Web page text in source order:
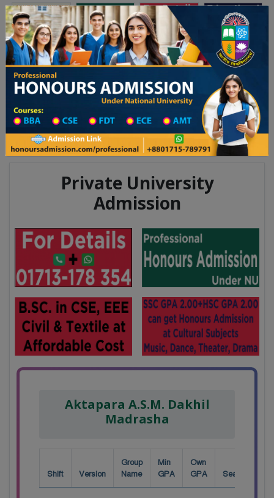
Toggle navigation অনার্স ভর্তি প্রফেশনাল অনার্স
Updates
২০২৫-২৬ শিক্ষাবর্ষের ১ম বর্ষের ভর্তি আবেদন বিজ্ঞপ্তি ঢাকা বিশ্ববিদ্যালয় ২০২৫-২৬
Madrasah in Gazipur District
Madrasah List
Madrasah Information
Private University
Admission
Aktapara A.S.M. Dakhil
Madrasha
Shift Version
Group
Name
Min
GPA
Own
GPA
Seat